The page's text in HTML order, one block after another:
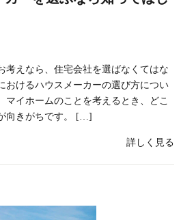
考えなら、住宅会社を選ばなくてはな
おけるハウスメーカーの選び方につい
マイホームのことを考えるとき、どこ
向きがちです。 […]
詳しく見る